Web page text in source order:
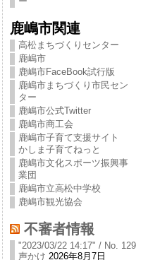
鹿嶋市関連
高松まちづくりセンター
鹿嶋市
鹿嶋市FaceBook試行版
鹿嶋市まちづくり市民セン
ター
鹿嶋市公式Twitter
鹿嶋市商工会
鹿嶋市子育て支援サイト
かしま子育てねっと
鹿嶋市文化スポーツ振興事
業団
鹿嶋市立高松中学校
鹿嶋市観光協会
不審者情報
"2023/03/22 14:17" / No. 129
声かけ 2026年8月7日